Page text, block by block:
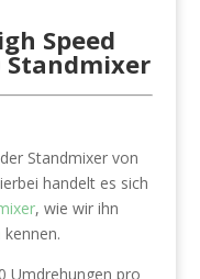
Speed
Standmixer
Standmixer von
handelt es sich
, wie wir ihn
kennen.
Umdrehungen pro